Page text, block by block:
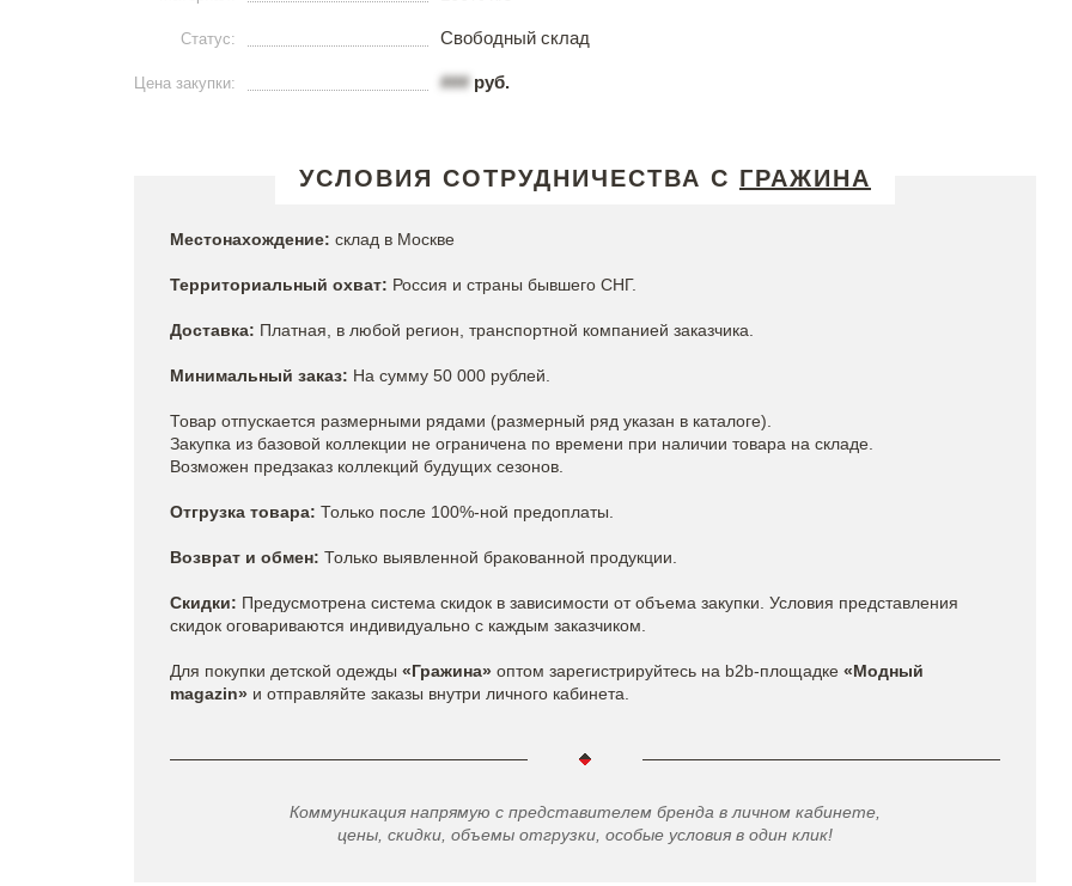
Статус: Свободный склад
Цена закупки: ###руб.
УСЛОВИЯ СОТРУДНИЧЕСТВА С ГРАЖИНА
Местонахождение: склад в Москве
Территориальный охват: Россия и страны бывшего СНГ.
Доставка: Платная, в любой регион, транспортной компанией заказчика.
Минимальный заказ: На сумму 50 000 рублей.
Товар отпускается размерными рядами (размерный ряд указан в каталоге).
Закупка из базовой коллекции не ограничена по времени при наличии товара на складе.
Возможен предзаказ коллекций будущих сезонов.
Отгрузка товара: Только после 100%-ной предоплаты.
Возврат и обмен: Только выявленной бракованной продукции.
Скидки: Предусмотрена система скидок в зависимости от объема закупки. Условия представления
скидок оговариваются индивидуально с каждым заказчиком.
Для покупки детской одежды «Гражина» оптом зарегистрируйтесь на b2b-площадке «Модный
magazin» и отправляйте заказы внутри личного кабинета.
Коммуникация напрямую с представителем бренда в личном кабинете,
цены, скидки, объемы отгрузки, особые условия в один клик!